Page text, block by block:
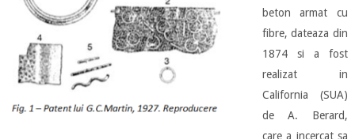
beton armat cu
fibre, dateaza din
1874 si a fost
realizat in
California (SUA)
de A. Berard,
care a incercat sa